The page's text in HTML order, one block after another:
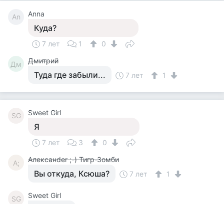
An Anna
Куда?
7 лет 1 0
Дм Дмитрий
Туда где забыли... 7 лет 1
SG Sweet Girl
Я
7 лет 3 0
А; Алексанder ;-) Тигр-Зомби
Вы откуда, Ксюша? 7 лет 1
SG Sweet Girl